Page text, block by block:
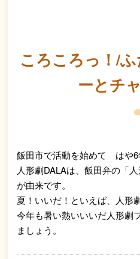
ころころっ！/
ーとチ
飯田市で活動を始めて はや6
人形劇DALAは、飯田弁の「
が由来です。
夏！いいだ！といえば、人形
今年も暑い熱いいいだ人形劇
ましょう。